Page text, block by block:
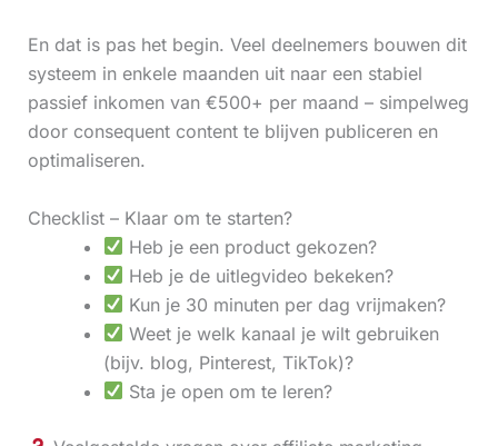
En dat is pas het begin. Veel deelnemers bouwen dit
systeem in enkele maanden uit naar een stabiel
passief inkomen van €500+ per maand – simpelweg
door consequent content te blijven publiceren en
optimaliseren.
Checklist – Klaar om te starten?
Heb je een product gekozen?
Heb je de uitlegvideo bekeken?
Kun je 30 minuten per dag vrijmaken?
Weet je welk kanaal je wilt gebruiken
(bijv. blog, Pinterest, TikTok)?
Sta je open om te leren?